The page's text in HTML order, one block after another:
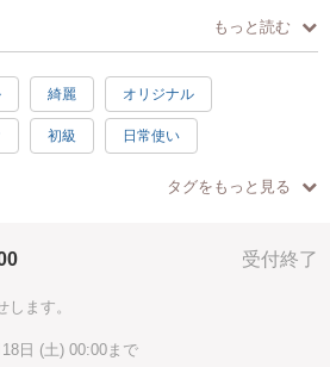
があります。
もっと読む
綺麗 オリジナル
初級 日常使い
ハッピー
タグをもっと見る
受付終了
ます。
日 (土) 00:00まで